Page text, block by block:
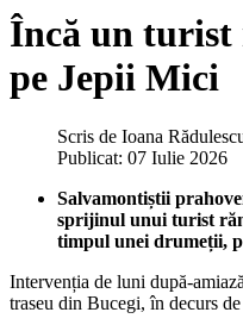
Încă un turist
pe Jepii Mici
Scris de Ioana
Publicat: 07 Iulie 2026
Salvamontiștii
sprijinul unui turist
timpul unei drumeții,
Intervenția de luni după-
traseu din Bucegi, în decurs